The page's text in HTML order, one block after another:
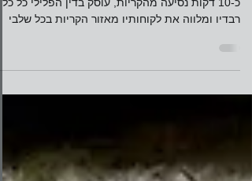
משרד עורכי דין מורן שלזינגר, הממוקם במרחק של